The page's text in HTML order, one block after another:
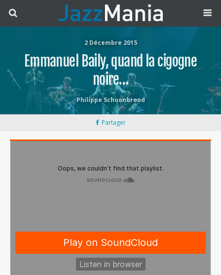
2 Décembre 2015
Emmanuel Baily, quand la cigogne
noire…
Philippe Schoonbrood
Partager